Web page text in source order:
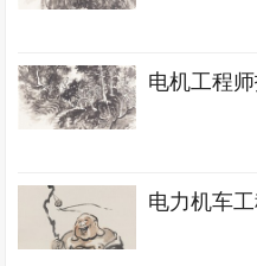
电机工程
电力机车